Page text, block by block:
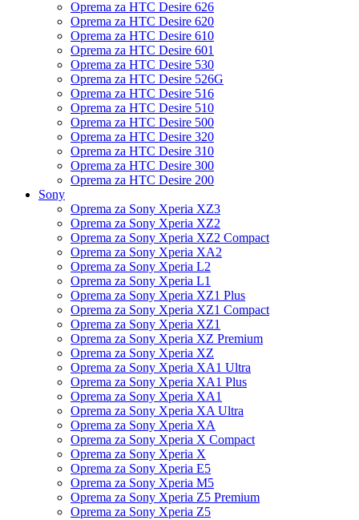
Oprema za HTC Desire 626
Oprema za HTC Desire 620
Oprema za HTC Desire 610
Oprema za HTC Desire 601
Oprema za HTC Desire 530
Oprema za HTC Desire 526G
Oprema za HTC Desire 516
Oprema za HTC Desire 510
Oprema za HTC Desire 500
Oprema za HTC Desire 320
Oprema za HTC Desire 310
Oprema za HTC Desire 300
Oprema za HTC Desire 200
Sony
Oprema za Sony Xperia XZ3
Oprema za Sony Xperia XZ2
Oprema za Sony Xperia XZ2 Compact
Oprema za Sony Xperia XA2
Oprema za Sony Xperia L2
Oprema za Sony Xperia L1
Oprema za Sony Xperia XZ1 Plus
Oprema za Sony Xperia XZ1 Compact
Oprema za Sony Xperia XZ1
Oprema za Sony Xperia XZ Premium
Oprema za Sony Xperia XZ
Oprema za Sony Xperia XA1 Ultra
Oprema za Sony Xperia XA1 Plus
Oprema za Sony Xperia XA1
Oprema za Sony Xperia XA Ultra
Oprema za Sony Xperia XA
Oprema za Sony Xperia X Compact
Oprema za Sony Xperia X
Oprema za Sony Xperia E5
Oprema za Sony Xperia M5
Oprema za Sony Xperia Z5 Premium
Oprema za Sony Xperia Z5